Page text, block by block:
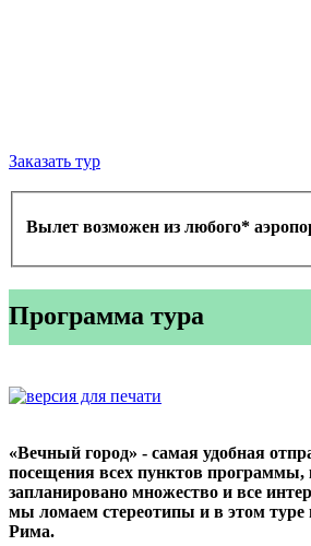
Заказать тур
Вылет возможен из любого*
Программа тура
«Вечный город» - самая удобная
посещения всех пунктов программы,
запланировано множество и все
мы ломаем стереотипы и в этом туре
Рима.